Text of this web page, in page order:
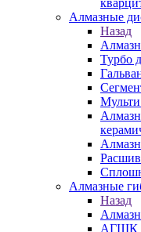
Алмазные
Назад
Турбо
Алмазные
Назад
АГШК